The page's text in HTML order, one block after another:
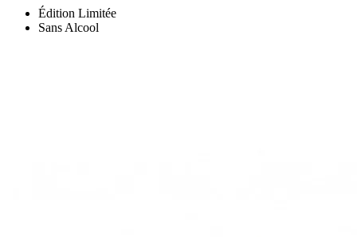
Édition Limitée
Sans Alcool